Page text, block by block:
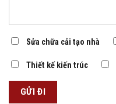
Sửa chữa cải tạo nhà
Thiết kế kiến trúc